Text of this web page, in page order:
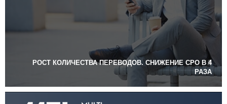
РОСТ КОЛИЧЕСТВА ПЕРЕВОДОВ. СНИЖЕНИЕ CPO В 4
РАЗА